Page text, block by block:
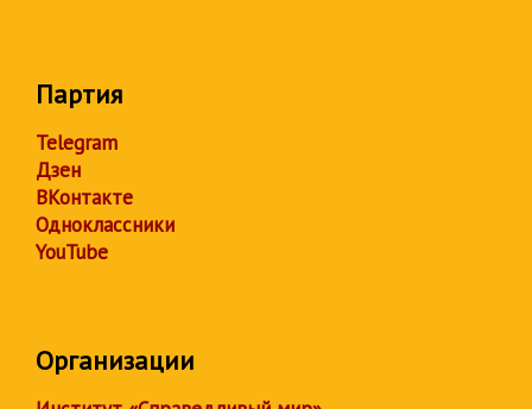
Партия
Telegram
Дзен
ВКонтакте
Одноклассники
YouTube
Организации